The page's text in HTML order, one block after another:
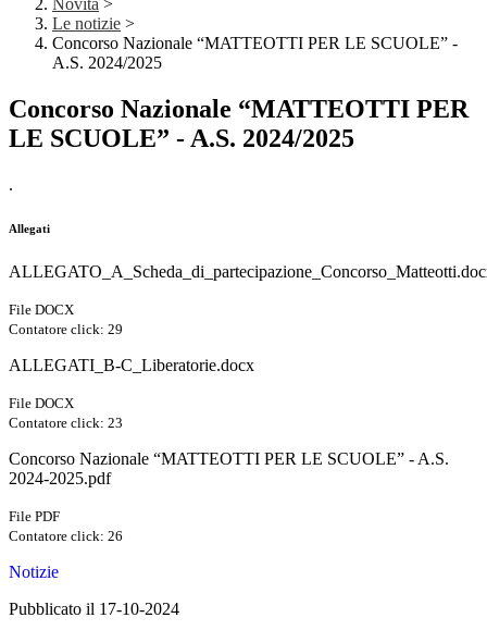
Novità >
Le notizie >
Concorso Nazionale “MATTEOTTI PER LE SCUOLE” -
A.S. 2024/2025
Concorso Nazionale “MATTEOTTI PER
LE SCUOLE” - A.S. 2024/2025
.
Allegati
File DOCX
Contatore click: 29
ALLEGATI_B-C_Liberatorie.docx
File DOCX
Contatore click: 23
Concorso Nazionale “MATTEOTTI PER LE SCUOLE” - A.S.
2024-2025.pdf
File PDF
Contatore click: 26
Notizie
Pubblicato il 17-10-2024